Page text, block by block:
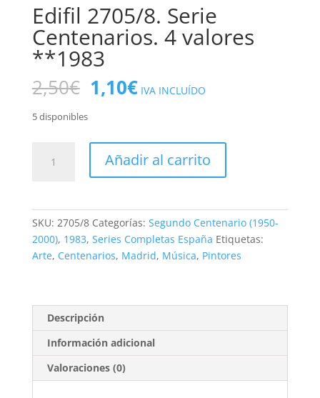
Edifil 2705/8. Serie
Centenarios. 4 valores
**1983
2,50€ El
precio
era:
2,50€.
1,10€El
precio
es:
1,10€.
IVA INCLUÍDO
5 disponibles
2705/8.
**1983
Añadir al carrito
SKU: 2705/8 Categorías: Segundo Centenario (1950-
2000), 1983, Series Completas España Etiquetas:
Arte, Centenarios, Madrid, Música, Pintores
Descripción
Información adicional
Valoraciones (0)